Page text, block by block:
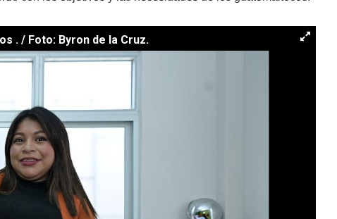
. / Foto: Byron de la Cruz.